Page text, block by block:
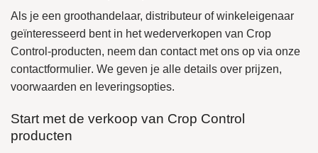
Als je een groothandelaar, distributeur of winkeleigenaar
geïnteresseerd bent in het wederverkopen van Crop
Control-producten, neem dan contact met ons op via onze
contactformulier. We geven je alle details over prijzen,
voorwaarden en leveringsopties.
Start met de verkoop van Crop Control
producten